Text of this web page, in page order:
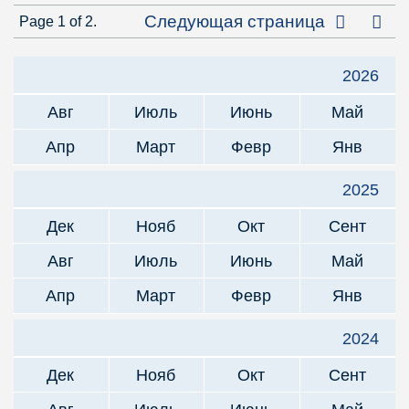
Page 1 of 2. Следующая страница
2026
Авг
Июль Июнь
Май
Апр
Март Февр Янв
2025
Дек
Нояб Окт
Сент
Авг
Июль Июнь
Май
Апр
Март Февр Янв
2024
Дек
Нояб Окт
Сент